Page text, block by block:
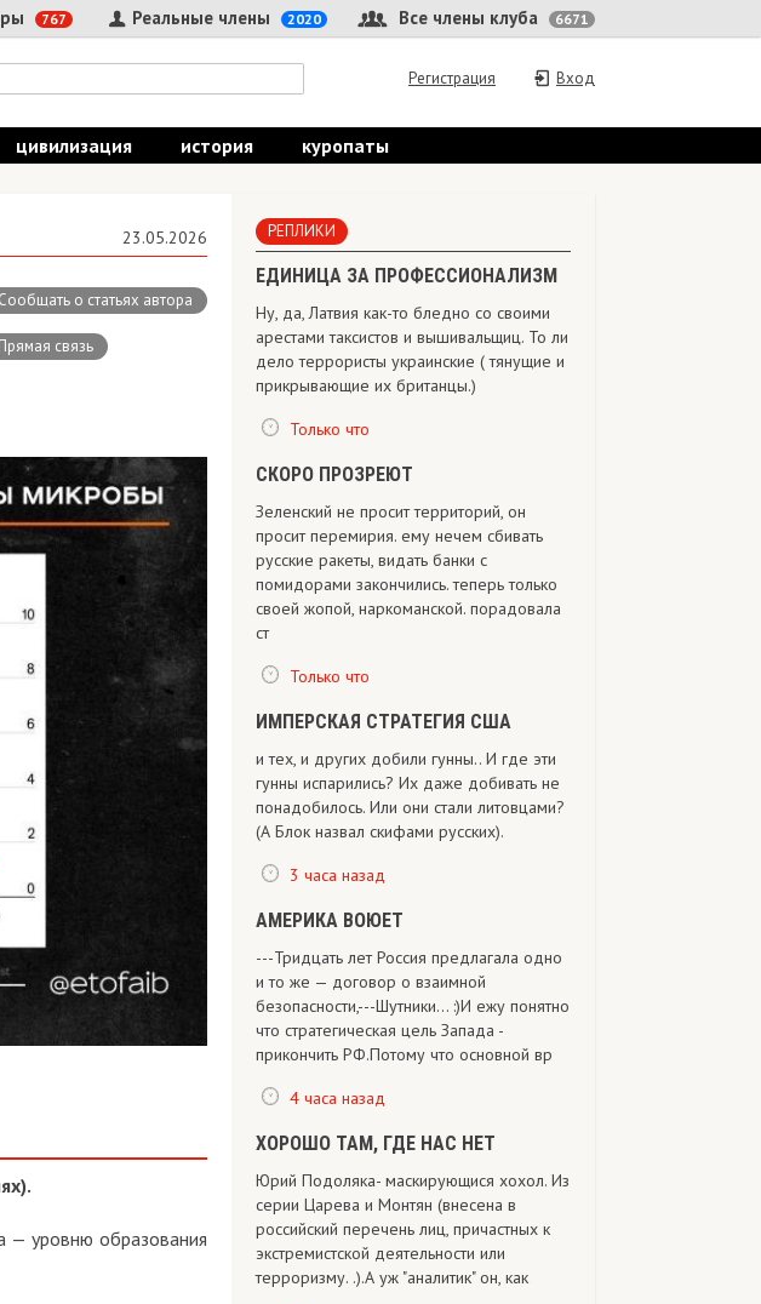
767 Все члены клуба 6671
Реальные члены 2020
Вход
Регистрация
цивилизация история куропаты
23.05.2026
Сообщать о статьях автора
Прямая связь
— уровню образования
РЕПЛИКИ
ЕДИНИЦА ЗА ПРОФЕССИОНАЛИЗМ
Ну, да, Латвия как-то бледно со своими
арестами таксистов и вышивальщиц. То ли
дело террористы украинские ( тянущие и
прикрывающие их британцы.)
Только что
СКОРО ПРОЗРЕЮТ
Зеленский не просит территорий, он
просит перемирия. ему нечем сбивать
русские ракеты, видать банки с
помидорами закончились. теперь только
своей жопой, наркоманской. порадовала
ст
Только что
ИМПЕРСКАЯ СТРАТЕГИЯ США
и тех, и других добили гунны.. И где эти
гунны испарились? Их даже добивать не
понадобилось. Или они стали литовцами?
(А Блок назвал скифами русских).
3 часа назад
АМЕРИКА ВОЮЕТ
---Тридцать лет Россия предлагала одно
и то же — договор о взаимной
безопасности,---Шутники... :)И ежу понятно
что стратегическая цель Запада -
прикончить РФ.Потому что основной вр
4 часа назад
ХОРОШО ТАМ, ГДЕ НАС НЕТ
Юрий Подоляка- маскирующися хохол. Из
серии Царева и Монтян (внесена в
российский перечень лиц, причастных к
экстремистской деятельности или
терроризму. .).А уж "аналитик" он, как